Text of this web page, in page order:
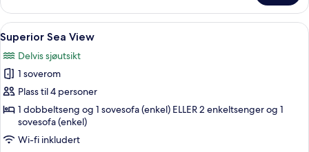
2
soverom
Åpne
alle
bildene
av
Superior
Sea
View
Sengetøy av topp kvalitet, minibar,
5
Superior Sea View
Delvis sjøutsikt
1 soverom
Plass til 4 personer
1 dobbeltseng og 1 sovesofa (enkel) ELLER 2 enkeltsenger og 1
sovesofa (enkel)
Wi-fi inkludert